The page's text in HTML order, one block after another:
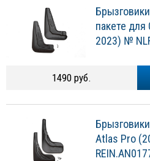
пакете
2023) №
1490 руб.
Atlas Pro